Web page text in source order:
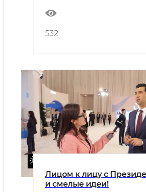
532
Лицом к лицу с
и смелые идеи!